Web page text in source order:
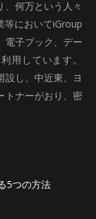
何万という人々
等においてiGroup
電子ブック、デー
用しています。
設し、中近東、ヨ
トナーがおり、密
5つの方法